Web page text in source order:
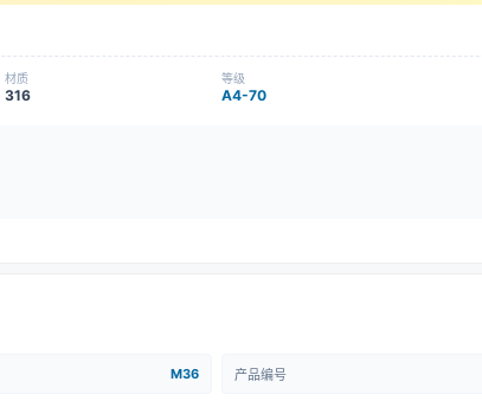
材质
316
等级
A4-70
M36 产品编号